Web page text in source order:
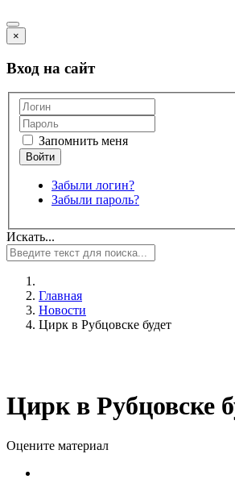
×
Вход на сайт
Запомнить меня
Забыли логин?
Забыли пароль?
Искать...
Главная
Новости
Цирк в Рубцовске будет
Цирк в Рубцовске
Оцените материал